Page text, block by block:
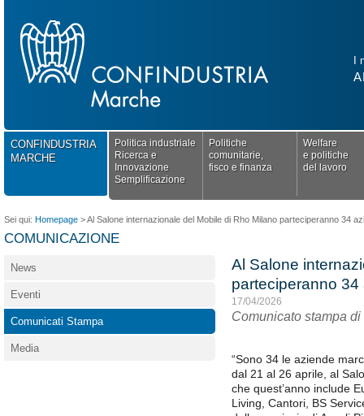
CONFINDUSTRIA
MARCHE
Politica industriale
Ricerca e
Innovazione
Semplificazione
Politiche
comunitarie,
fisco e finanza
Welfare
e politiche
del lavoro
Sei qui: Homepage >Al Salone internazionale del Mobile di Rho Milano parteciperanno 34
COMUNICAZIONE
Al Salone
parteciperanno
17/04/2026
Comunicato stampa
“Sono 34 le aziende
dal 21 al 26 aprile, al
che quest’anno include
Living, Cantori, BS
News
Eventi
Comunicati Stampa
Media